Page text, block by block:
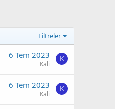
Filtreler
6 Tem 2023
Kali
K
6 Tem 2023
Kali
K